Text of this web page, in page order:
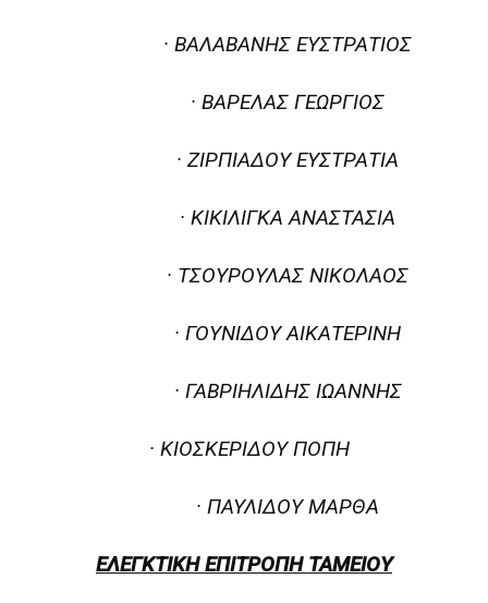
· ΒΑΛΑΒΑΝΗΣ ΕΥΣΤΡΑΤΙΟΣ
· ΒΑΡΕΛΑΣ ΓΕΩΡΓΙΟΣ
· ΖΙΡΠΙΑΔΟΥ ΕΥΣΤΡΑΤΙΑ
· ΚΙΚΙΛΙΓΚΑ ΑΝΑΣΤΑΣΙΑ
· ΤΣΟΥΡΟΥΛΑΣ ΝΙΚΟΛΑΟΣ
· ΓΟΥΝΙΔΟΥ ΑΙΚΑΤΕΡΙΝΗ
· ΓΑΒΡΙΗΛΙΔΗΣ ΙΩΑΝΝΗΣ
· ΚΙΟΣΚΕΡΙΔΟΥ ΠΟΠΗ
· ΠΑΥΛΙΔΟΥ ΜΑΡΘΑ
ΕΛΕΓΚΤΙΚΗ ΕΠΙΤΡΟΠΗ ΤΑΜΕΙΟΥ